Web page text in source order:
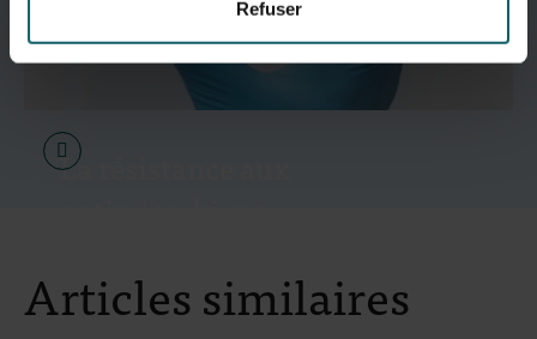
Refuser
La résistance aux
Articles similaires